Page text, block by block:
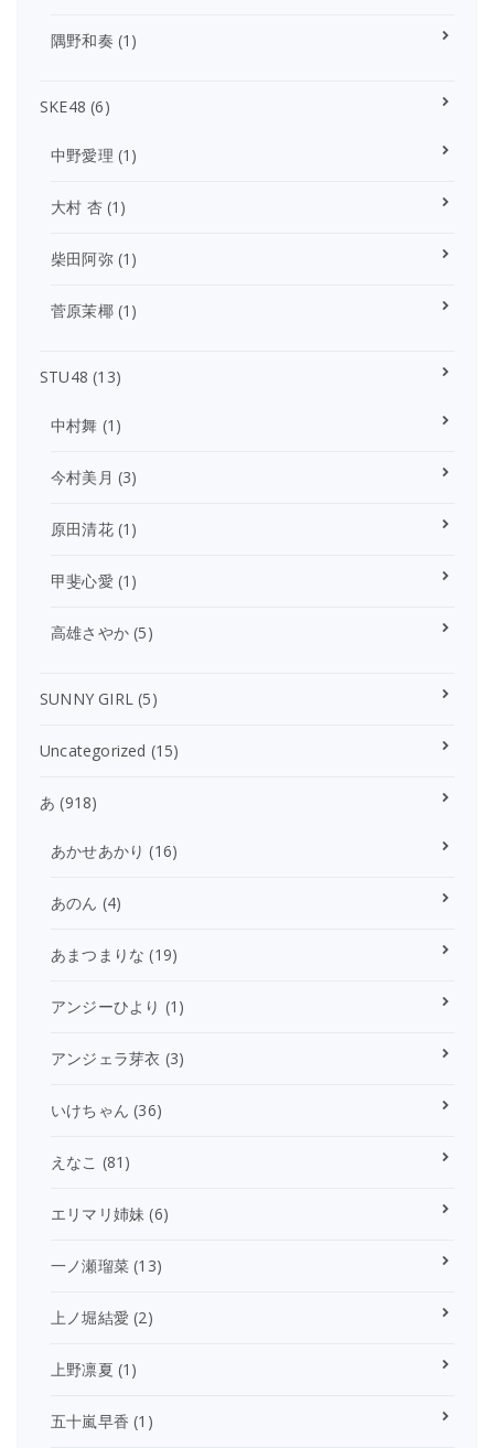
隅野和奏 (1)
SKE48 (6)
中野愛理 (1)
大村 杏(1)
柴田阿弥(1)
菅原茉椰(1)
STU48 (13)
中村舞 (1)
今村美月 (3)
原田清花(1)
甲斐心愛 (1)
高雄さやか (5)
SUNNY GIRL (5)
Uncategorized (15)
あ (918)
あかせあかり (16)
あのん (4)
あまつまりな (19)
アンジーひより (1)
アンジェラ芽衣 (3)
いけちゃん (36)
えなこ (81)
エリマリ姉妹 (6)
一ノ瀬瑠菜 (13)
上ノ堀結愛 (2)
上野凛夏 (1)
五十嵐早香 (1)